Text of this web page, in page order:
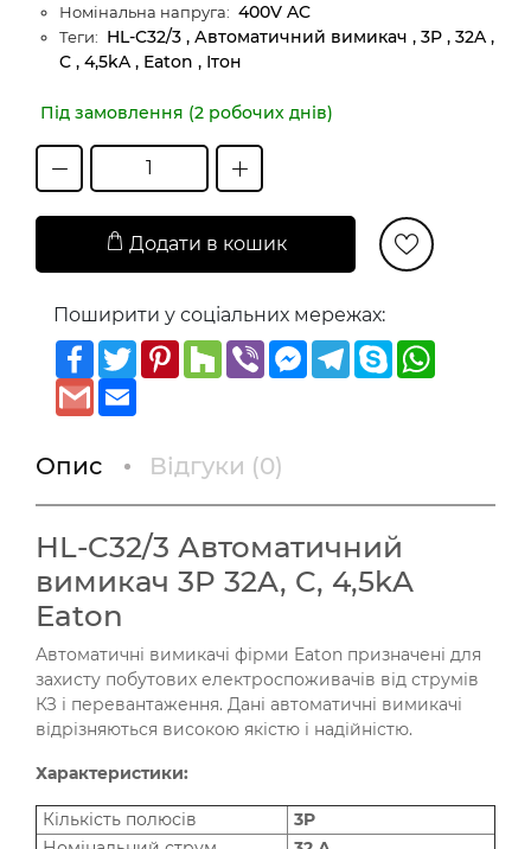
Номінальна напруга: 400V AC
Теги: HL-C32/3 , Автоматичний вимикач , 3P , 32A ,
C , 4,5kA , Eaton , Ітон
Під замовлення (2 робочих днів)
Додати в кошик
Поширити у соціальних мережах:
Facebook
TwitterPinterest
HouzzViberMessenger
Telegram
Skype
Gmail
Опис Відгуки (0)
HL-C32/3 Автоматичний
вимикач 3P 32A, C, 4,5kA
Eaton
Автоматичні вимикачі фірми Eaton призначені для
захисту побутових електроспоживачів від струмів
КЗ і перевантаження. Дані автоматичні вимикачі
відрізняються високою якістю і надійністю.
Характеристики:
Кількість полюсів
3P